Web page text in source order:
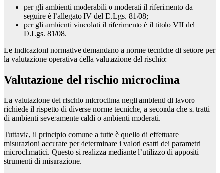
per gli ambienti moderabili o moderati il riferimento da
seguire è l’allegato IV del D.Lgs. 81/08;
per gli ambienti vincolati il riferimento è il titolo VII del
D.Lgs. 81/08.
Le indicazioni normative demandano a norme tecniche di settore per
la valutazione operativa della valutazione del rischio:
Valutazione del rischio microclima
La valutazione del rischio microclima negli ambienti di lavoro
richiede il rispetto di diverse norme tecniche, a seconda che si tratti
di ambienti severamente caldi o ambienti moderati.
Tuttavia, il principio comune a tutte è quello di effettuare
misurazioni accurate per determinare i valori esatti dei parametri
microclimatici. Questo si realizza mediante l’utilizzo di appositi
strumenti di misurazione.